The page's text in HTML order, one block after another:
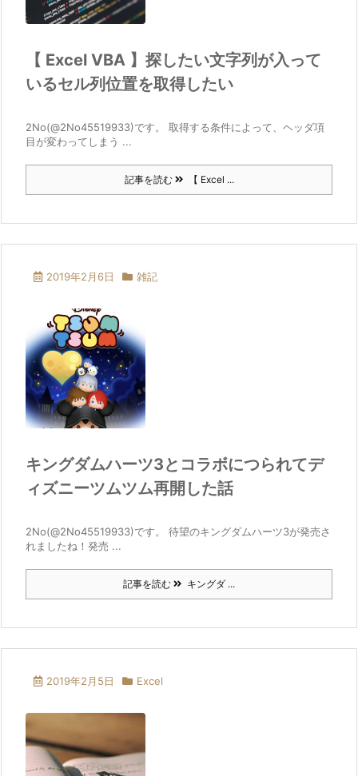
【 Excel VBA 】探したい文字列が入って
いるセル列位置を取得したい
2No(@2No45519933)です。 取得する条件によって、ヘッダ項
目が変わってしまう ...
記事を読む 【 Excel ...
2019年2月6日 雑記
キングダムハーツ3とコラボにつられてデ
ィズニーツムツム再開した話
2No(@2No45519933)です。 待望のキングダムハーツ3が発売さ
れましたね！発売 ...
記事を読む キングダ ...
2019年2月5日 Excel